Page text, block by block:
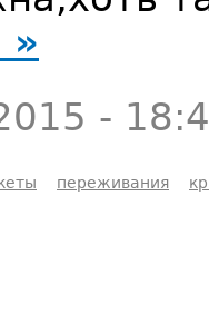
»
-
переживания